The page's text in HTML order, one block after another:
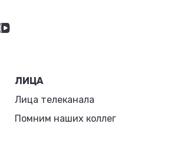
ЛИЦА
Лица телеканала
Помним наших коллег